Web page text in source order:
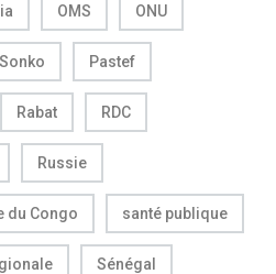
OMS ONU
Pastef
Rabat RDC
Russie
du Congo santé publique
Sénégal